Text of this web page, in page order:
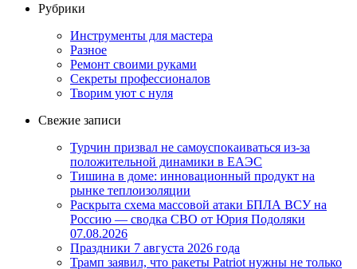
Рубрики
Инструменты для мастера
Разное
Ремонт своими руками
Секреты профессионалов
Творим уют с нуля
Свежие записи
Турчин призвал не самоуспокаиваться из-за
положительной динамики в ЕАЭС
Тишина в доме: инновационный продукт на
рынке теплоизоляции
Раскрыта схема массовой атаки БПЛА ВСУ на
Россию — сводка СВО от Юрия Подоляки
07.08.2026
Праздники 7 августа 2026 года
Трамп заявил, что ракеты Patriot нужны не только